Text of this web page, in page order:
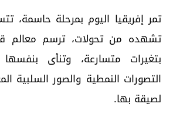
تمر إفريقيا اليوم بمرحلة حاسمة،
تشهده من تحولات، ترسم معالم
بتغيرات متسارعة، وتنأى
التصورات النمطية والصور السلبية
لصيقة بها.